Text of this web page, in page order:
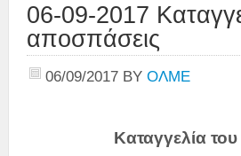
06-09-2017
αποσπάσεις
06/09/2017 BY ΟΛΜΕ
Καταγγελία